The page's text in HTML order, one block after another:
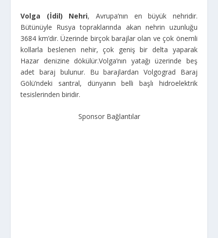
Volga (İdil) Nehri, Avrupa’nın en büyük nehridir.
Bütünüyle Rusya topraklarında akan nehrin uzunluğu
3684 km’dir. Üzerinde birçok barajlar olan ve çok önemli
kollarla beslenen nehir, çok geniş bir delta yaparak
Hazar denizine dökülür.Volga’nın yatağı üzerinde beş
adet baraj bulunur. Bu barajlardan Volgograd Baraj
Gölü’ndeki santral, dünyanın belli başlı hidroelektrik
tesislerinden biridir.
Sponsor Bağlantılar